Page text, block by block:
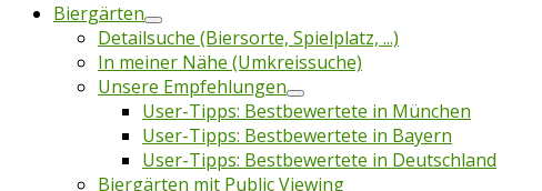
Biergärten
Detailsuche (Biersorte, Spielplatz, ...)
In meiner Nähe (Umkreissuche)
Unsere Empfehlungen
User-Tipps: Bestbewertete in München
User-Tipps: Bestbewertete in Bayern
User-Tipps: Bestbewertete in Deutschland
Biergärten mit Public Viewing